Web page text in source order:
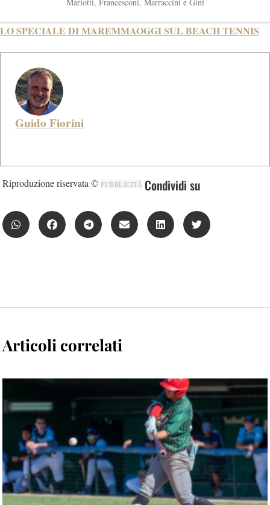
LO SPECIALE DI MAREMMAOGGI SUL BEACH TENNIS
Guido Fiorini
Riproduzione riservata © PUBBLICITÀ Condividi su
Articoli correlati